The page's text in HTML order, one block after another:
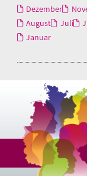
Dezember
August
Juli
Januar